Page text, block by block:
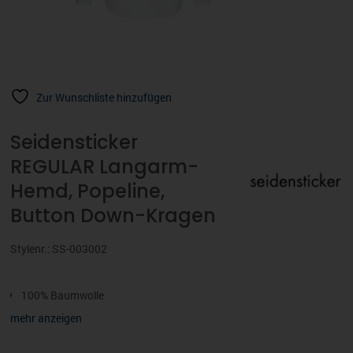
Zur Wunschliste hinzufügen
Seidensticker
REGULAR Langarm-
Hemd, Popeline,
Button Down-Kragen
Stylenr.: SS-003002
100% Baumwolle
Regular
mehr anzeigen